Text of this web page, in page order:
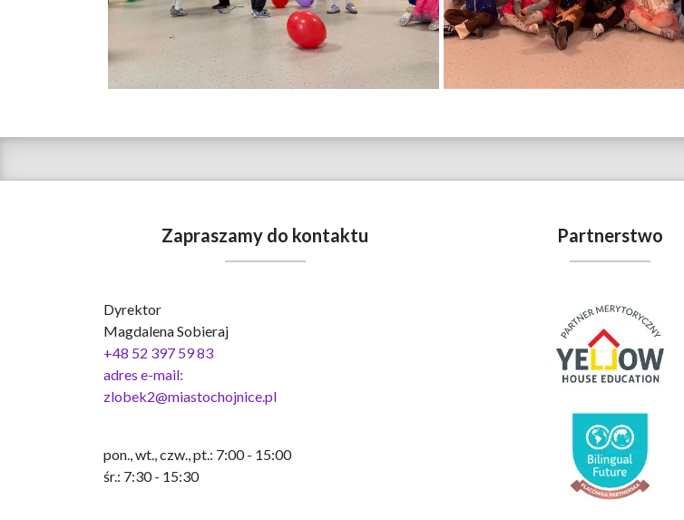
Zapraszamy do kontaktu
Dyrektor
Magdalena Sobieraj
+48 52 397 59 83
adres e-mail:
zlobek2@miastochojnice.pl
pon., wt., czw., pt.: 7:00 - 15:00
śr.: 7:30 - 15:30
Partnerstwo